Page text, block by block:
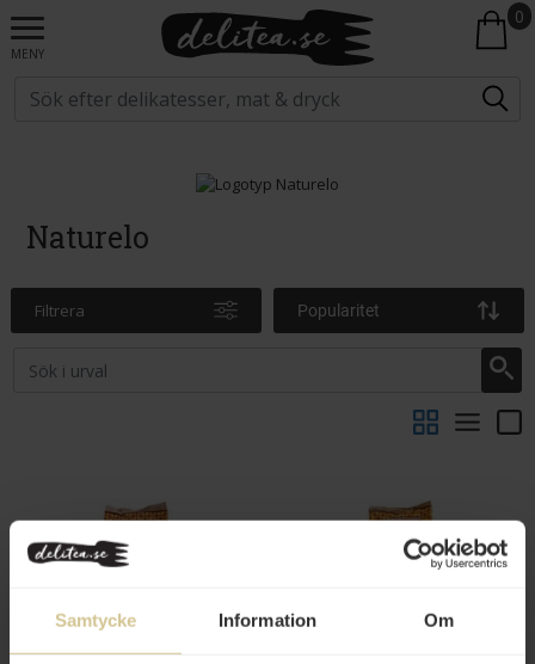
Samtycke Information Om
MENY
0
Naturelo
Filtrera Popularitet
84 kr